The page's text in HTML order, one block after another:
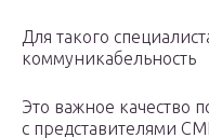
Для такого
коммуникабельность
Это важное качество
с представителями